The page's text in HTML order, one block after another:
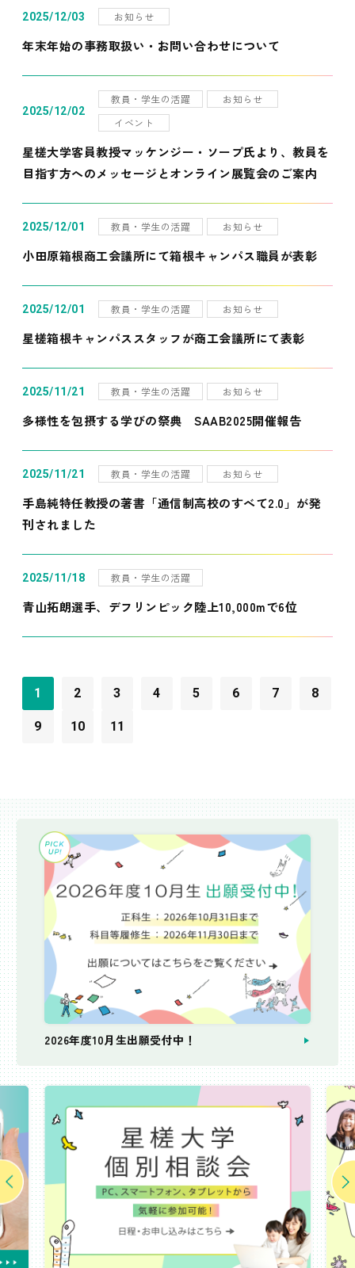
2025/12/03 お知らせ
年末年始の事務取扱い・お問い合わせについて
2025/12/02
教員・学生の活躍
お知らせ
イベント
星槎大学客員教授マッケンジー・ソープ氏より、教員を
目指す方へのメッセージとオンライン展覧会のご案内
2025/12/01 教員・学生の活躍 お知らせ
小田原箱根商工会議所にて箱根キャンパス職員が表彰
2025/12/01 教員・学生の活躍 お知らせ
星槎箱根キャンパススタッフが商工会議所にて表彰
2025/11/21 教員・学生の活躍 お知らせ
多様性を包摂する学びの祭典 SAAB2025開催報告
2025/11/21 教員・学生の活躍 お知らせ
手島純特任教授の著書「通信制高校のすべて2.0」が発
刊されました
2025/11/18 教員・学生の活躍
青山拓朗選手、デフリンピック陸上10,000mで6位
1 2 3 4 5 6 7 8
9 10 11
2026年度10月生出願受付中！